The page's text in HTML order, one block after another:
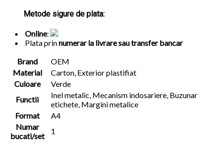
Metode sigure de plata:
Online:
Plata prinnumerar la livrare sau transfer bancar
Brand
OEM
Material
Carton, Exterior plastifiat
Culoare
Verde
Functii
Inel metalic, Mecanism indosariere, Buzunar
etichete, Margini metalice
Format
A4
Numar
bucati/set
1